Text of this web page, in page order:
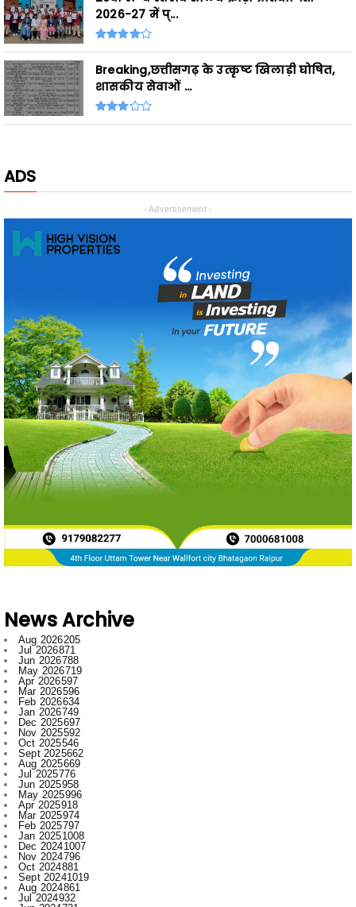
Breaking,छत्तीसगढ़ के उत्कृष्ट खिलाड़ी घोषित,
शासकीय सेवाओं ...
ADS
News Archive
Jun 2026
788
May 2026719
Apr 2026597
Mar 2026596
Feb 2026634
Jan 2026749
Dec 2025697
Nov 2025592
Oct 2025546
Sept 2025662
Aug 2025669
Jul 2025776
Jun 2025958
May 2025996
Apr 2025918
Mar 2025974
Feb 2025797
Jan 20251008
Dec 20241007
Nov 2024796
Oct 2024881
Sept 20241019
Aug 2024861
Jul 2024932
Jun 2024731
May 2024605
Apr 2024597
Mar 2024656
Feb 2024772